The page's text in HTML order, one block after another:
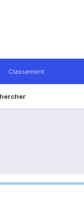
Classement